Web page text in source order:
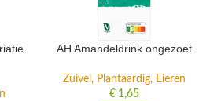
AH Amandeldrink ongezoet
Zuivel, Plantaardig, Eieren
€1,65